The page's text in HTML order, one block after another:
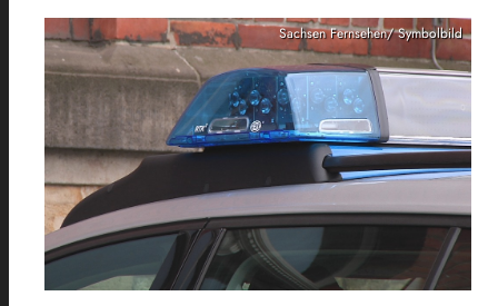
Sachsen Fernsehen/ Symbolbild